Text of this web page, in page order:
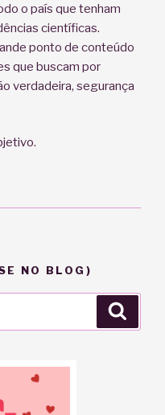
o país que tenham
científicas.
ponto de conteúdo
que buscam por
verdadeira, segurança
NO BLOG)